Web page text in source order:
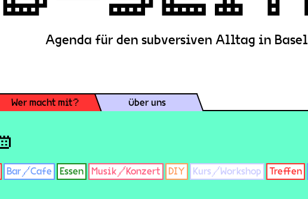
Agenda für den subversiven Alltag in Basel
Wer macht mit? Über uns
Bar/Cafe Essen Musik/Konzert DIY Kurs/Workshop Treffen